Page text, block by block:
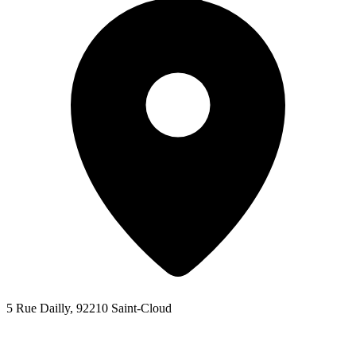
5 Rue Dailly, 92210 Saint-Cloud